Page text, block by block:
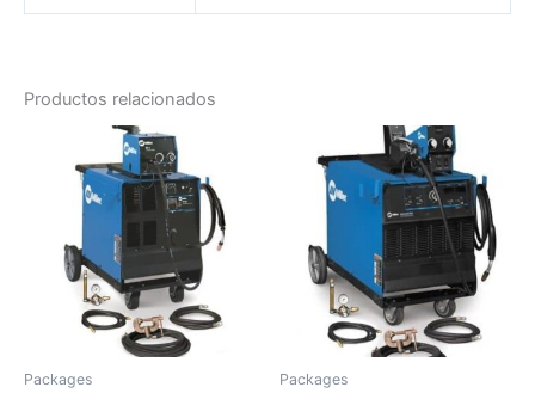
Productos relacionados
Packages Packages